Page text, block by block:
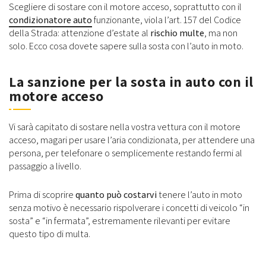
Scegliere di sostare con il motore acceso, soprattutto con il
condizionatore autofunzionante, viola l’art. 157 del Codice
della Strada: attenzione d’estate al rischio multe, ma non
solo. Ecco cosa dovete sapere sulla sosta con l’auto in moto.
La sanzione per la sosta in auto con il
motore acceso
Vi sarà capitato di sostare nella vostra vettura con il motore
acceso, magari per usare l’aria condizionata, per attendere una
persona, per telefonare o semplicemente restando fermi al
passaggio a livello.
Prima di scoprirequanto può costarvitenere l’auto in moto
senza motivo è necessario rispolverare i concetti di veicolo “in
sosta” e “in fermata”, estremamente rilevanti per evitare
questo tipo di multa.